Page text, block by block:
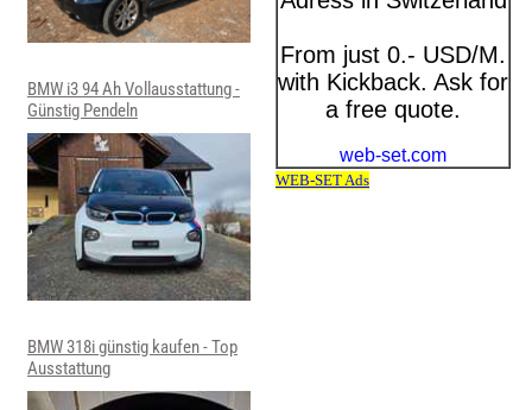
BMW i3 94 Ah Vollausstattung -
Günstig Pendeln
BMW 318i günstig kaufen - Top
Ausstattung